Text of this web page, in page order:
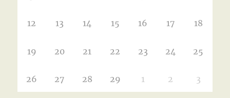
12 13 14 15 16 17 18
19 20 21 22 23 24 25
26 27 28 29 1 2 3